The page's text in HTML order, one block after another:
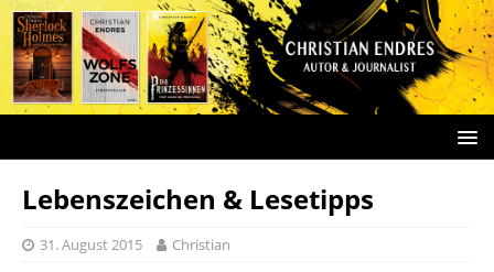
Lebenszeichen & Lesetipps
31. August 2015 Christian